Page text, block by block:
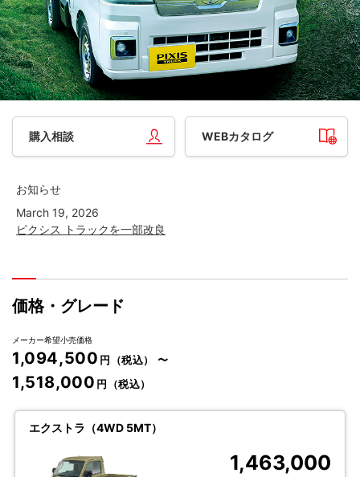
購入相談 WEBカタログ
お知らせ
March 19, 2026
ピクシス トラックを一部改良
価格・グレード
メーカー希望小売価格
1,094,500 円（税込） 〜
1,518,000 円（税込）
エクストラ（4WD 5MT）
1,463,000